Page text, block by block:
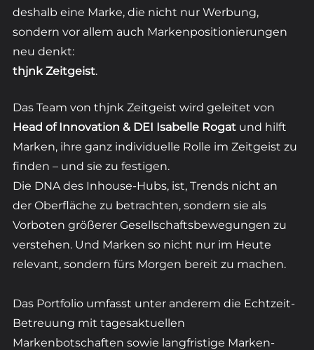
deshalb eine Marke, die nicht nur Werbung,
sondern vor allem auch Markenpositionierungen
neu denkt:
thjnk Zeitgeist.
Das Team von thjnk Zeitgeist wird geleitet von
Head of Innovation & DEI Isabelle Rogat und hilft
Marken, ihre ganz individuelle Rolle im Zeitgeist zu
finden – und sie zu festigen.
Die DNA des Inhouse-Hubs, ist, Trends nicht an
der Oberfläche zu betrachten, sondern sie als
Vorboten größerer Gesellschaftsbewegungen zu
verstehen. Und Marken so nicht nur im Heute
relevant, sondern fürs Morgen bereit zu machen.
Das Portfolio umfasst unter anderem die Echtzeit-
Betreuung mit tagesaktuellen
Markenbotschaften sowie langfristige Marken-